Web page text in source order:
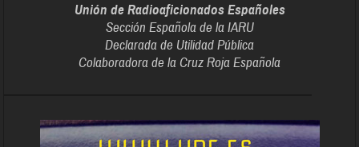
Unión de Radioaficionados Españoles
Sección Española de la IARU
Declarada de Utilidad Pública
Colaboradora de la Cruz Roja Española